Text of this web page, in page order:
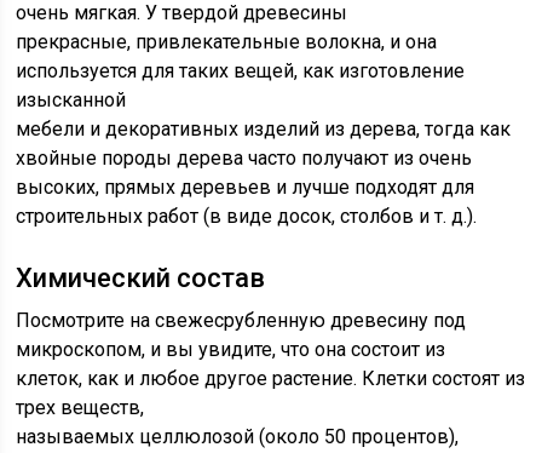
очень мягкая. У твердой древесины
прекрасные, привлекательные волокна, и она
используется для таких вещей, как изготовление
изысканной
мебели и декоративных изделий из дерева, тогда как
хвойные породы дерева часто получают из очень
высоких, прямых деревьев и лучше подходят для
строительных работ (в виде досок, столбов и т. д.).
Химический состав
Посмотрите на свежесрубленную древесину под
микроскопом, и вы увидите, что она состоит из
клеток, как и любое другое растение. Клетки состоят из
трех веществ,
называемых целлюлозой (около 50 процентов),